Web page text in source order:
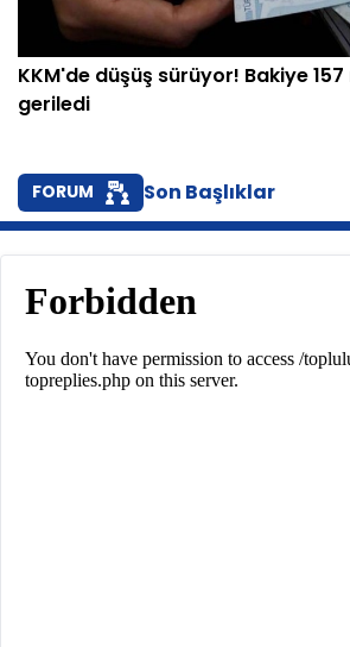
KKM'de düşüş sürüyor! Bakiye
geriledi
FORUM Son Başlıklar